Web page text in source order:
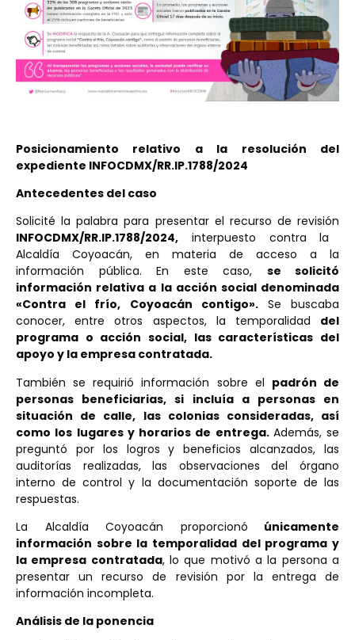
Posicionamiento relativo a la resolución del
expediente INFOCDMX/RR.IP.1788/2024
Antecedentes del caso
Solicité la palabra para presentar el recurso de revisión
INFOCDMX/RR.IP.1788/2024, interpuesto contra la
Alcaldía Coyoacán, en materia de acceso a la
información pública. En este caso, se solicitó
información relativa a la acción social denominada
«Contra el frío, Coyoacán contigo».Se buscaba
conocer, entre otros aspectos, la temporalidad del
programa o acción social, las características del
apoyo y la empresa contratada.
También se requirió información sobre el padrón de
personas beneficiarias, si incluía a personas en
situación de calle, las colonias consideradas, así
como los lugares y horarios de entrega. Además, se
preguntó por los logros y beneficios alcanzados, las
auditorías realizadas, las observaciones del órgano
interno de control y la documentación soporte de las
respuestas.
La Alcaldía Coyoacán proporcionó únicamente
información sobre la temporalidad del programa y
la empresa contratada, lo que motivó a la persona a
presentar un recurso de revisión por la entrega de
información incompleta.
Análisis de la ponencia